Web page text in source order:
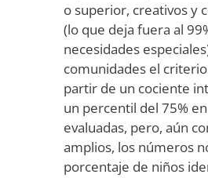
o superior, creativos y
(lo que deja fuera al
necesidades
comunidades el
partir de un cociente
un percentil del 75%
evaluadas, pero, aún
amplios, los números
porcentaje de niños